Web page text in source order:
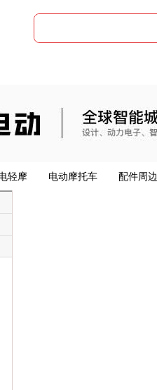
轻摩 电动摩托车 配件周边